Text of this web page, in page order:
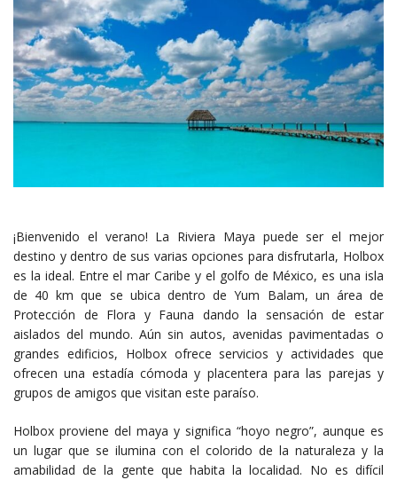
¡Bienvenido el verano! La Riviera Maya puede ser el mejor
destino y dentro de sus varias opciones para disfrutarla, Holbox
es la ideal. Entre el mar Caribe y el golfo de México, es una isla
de 40 km que se ubica dentro de Yum Balam, un área de
Protección de Flora y Fauna dando la sensación de estar
aislados del mundo. Aún sin autos, avenidas pavimentadas o
grandes edificios, Holbox ofrece servicios y actividades que
ofrecen una estadía cómoda y placentera para las parejas y
grupos de amigos que visitan este paraíso.
Holbox proviene del maya y significa “hoyo negro”, aunque es
un lugar que se ilumina con el colorido de la naturaleza y la
amabilidad de la gente que habita la localidad. No es difícil